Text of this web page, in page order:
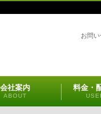
お問
会社案内
ABOUT
料金・